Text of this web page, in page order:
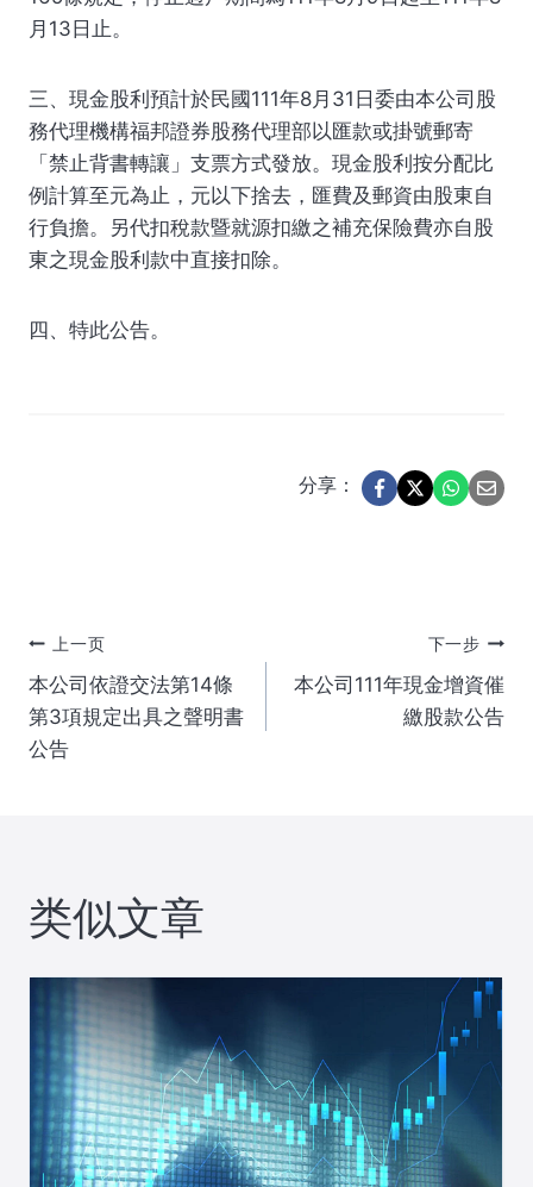
月13日止。
三、現金股利預計於民國111年8月31日委由本公司股
務代理機構福邦證券股務代理部以匯款或掛號郵寄
「禁止背書轉讓」支票方式發放。現金股利按分配比
例計算至元為止，元以下捨去，匯費及郵資由股東自
行負擔。另代扣稅款暨就源扣繳之補充保險費亦自股
東之現金股利款中直接扣除。
四、特此公告。
分享：
文
章
导
上一页
本公司依證交法第14條
第3項規定出具之聲明書
公告
下一步
本公司111年現金增資催
繳股款公告
类似文章